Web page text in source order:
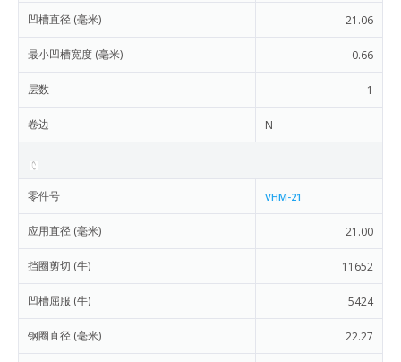
凹槽直径 (毫米) 21.06
最小凹槽宽度 (毫米) 0.66
层数 1
卷边 N
零件号 VHM-21
应用直径 (毫米) 21.00
挡圈剪切 (牛) 11652
凹槽屈服 (牛) 5424
钢圈直径 (毫米) 22.27